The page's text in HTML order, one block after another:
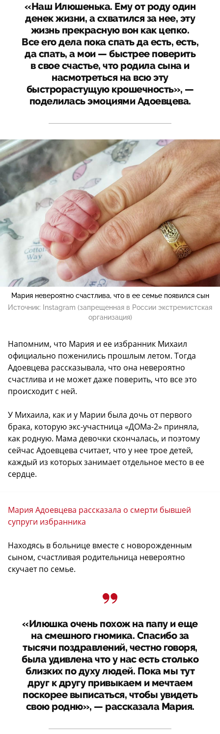
«Наш Илюшенька. Ему от роду один
денек жизни, а схватился за нее, эту
жизнь прекрасную вон как цепко.
Все его дела пока спать да есть, есть,
да спать, а мои — быстрее поверить
в свое счастье, что родила сына и
насмотреться на всю эту
быстрорастущую крошечность», —
поделилась эмоциями Адоевцева.
Мария невероятно счастлива, что в ее семье появился сын
Источник:
Instagram (запрещенная в России экстремистская
организация)
Напомним, что Мария и ее избранник Михаил
официально поженились прошлым летом. Тогда
Адоевцева рассказывала, что она невероятно
счастлива и не может даже поверить, что все это
происходит с ней.
У Михаила, как и у Марии была дочь от первого
брака, которую экс-участница «ДОМа-2» приняла,
как родную. Мама девочки скончалась, и поэтому
сейчас Адоевцева считает, что у нее трое детей,
каждый из которых занимает отдельное место в ее
сердце.
Мария Адоевцева рассказала о смерти бывшей
супруги избранника
Находясь в больнице вместе с новорожденным
сыном, счастливая родительница невероятно
скучает по семье.
«Илюшка очень похож на папу и еще
на смешного гномика. Спасибо за
тысячи поздравлений, честно говоря,
была удивлена что у нас есть столько
близких по духу людей. Пока мы тут
друг к другу привыкаем и мечтаем
поскорее выписаться, чтобы увидеть
свою родню», — рассказала Мария.